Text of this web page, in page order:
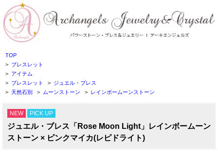
TOP
> ブレスレット
> アイテム
> ブレスレット > ジュエル・ブレス
> 天然石別 > ムーンストーン > レインボームーンストーン
NEW PICK UP
ジュエル・ブレス「Rose Moon Light」レインボームーン
ストーン × ピンクマイカ(レピドライト)